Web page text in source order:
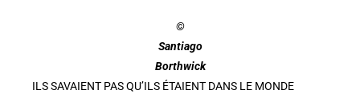
©
Santiago
Borthwick
ILS SAVAIENT PAS QU’ILS ÉTAIENT DANS LE MONDE